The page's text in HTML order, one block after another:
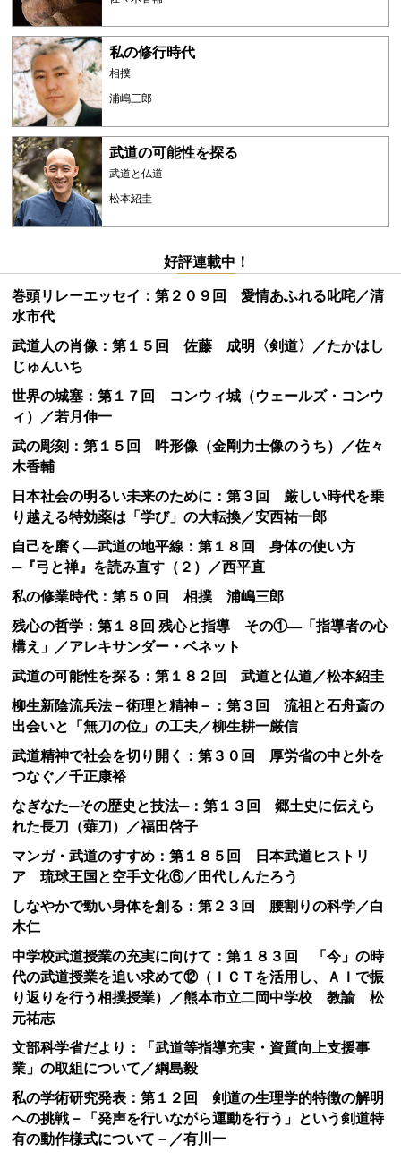
私の修行時代
相撲
浦嶋三郎
武道の可能性を探る
武道と仏道
松本紹圭
好評連載中！
巻頭リレーエッセイ：第２０９回 愛情あふれる叱咤／清
水市代
武道人の肖像：第１５回 佐藤 成明〈剣道〉／たかはし
じゅんいち
世界の城塞：第１７回 コンウィ城（ウェールズ・コンウ
ィ）／若月伸一
武の彫刻：第１５回 吽形像（金剛力士像のうち）／佐々
木香輔
日本社会の明るい未来のために：第３回 厳しい時代を乗
り越える特効薬は「学び」の大転換／安西祐一郎
自己を磨く―武道の地平線：第１８回 身体の使い方
─『弓と禅』を読み直す（２）／西平直
私の修業時代：第５０回 相撲 浦嶋三郎
残心の哲学：第１８回 残心と指導 その①―「指導者の心
構え」／アレキサンダー・ベネット
武道の可能性を探る：第１８２回 武道と仏道／松本紹圭
柳生新陰流兵法－術理と精神－：第３回 流祖と石舟斎の
出会いと「無刀の位」の工夫／柳生耕一厳信
武道精神で社会を切り開く：第３０回 厚労省の中と外を
つなぐ／千正康裕
なぎなた─その歴史と技法─：第１３回 郷土史に伝えら
れた長刀（薙刀）／福田啓子
マンガ・武道のすすめ：第１８５回 日本武道ヒストリ
ア 琉球王国と空手文化⑥／田代しんたろう
しなやかで勁い身体を創る：第２３回 腰割りの科学／白
木仁
中学校武道授業の充実に向けて：第１８３回 「今」の時
代の武道授業を追い求めて⑫（ＩＣＴを活用し、ＡＩで振
り返りを行う相撲授業）／熊本市立二岡中学校 教諭 松
元祐志
文部科学省だより：「武道等指導充実・資質向上支援事
業」の取組について／綱島毅
私の学術研究発表：第１２回 剣道の生理学的特徴の解明
への挑戦－「発声を行いながら運動を行う」という剣道特
有の動作様式について－／有川一